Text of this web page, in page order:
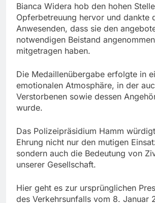
Bianca Widera hob den hohen
Opferbetreuung hervor und dankte
Anwesenden, dass sie den
notwendigen Beistand
mitgetragen haben.
Die Medaillenübergabe erfolgte in
emotionalen Atmosphäre, in der
Verstorbenen sowie dessen
wurde.
Das Polizeipräsidium Hamm
Ehrung nicht nur den mutigen
sondern auch die Bedeutung von
unserer Gesellschaft.
Hier geht es zur ursprünglichen
des Verkehrsunfalls vom 8. Januar